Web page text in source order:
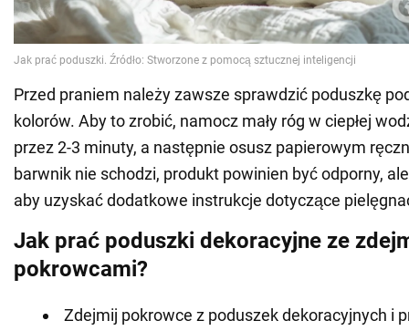
Przed praniem należy zawsze sprawdzić poduszkę
kolorów. Aby to zrobić, namocz mały róg w ciepłej
przez 2-3 minuty, a następnie osusz papierowym
barwnik nie schodzi, produkt powinien być odporny,
aby uzyskać dodatkowe instrukcje dotyczące
Jak prać poduszki dekoracyjne ze
pokrowcami?
Zdejmij pokrowce z poduszek dekoracyjnych i